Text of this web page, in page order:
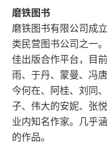
磨铁图书
磨铁图书有限公司成
类民营图书公司之一
佳出版合作平台，目
雨、于丹、蒙曼、冯
今何在、阿桂、刘同
子、伟大的安妮、张
业内知名作家。几乎
的作品。